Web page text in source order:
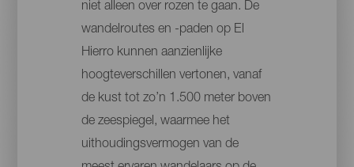
niet alleen over rozen te gaan. De
wandelroutes en -paden op El
Hierro kunnen aanzienlijke
hoogteverschillen vertonen, vanaf
de kust tot zo’n 1.500 meter boven
de zeespiegel, waarmee het
uithoudingsvermogen van de